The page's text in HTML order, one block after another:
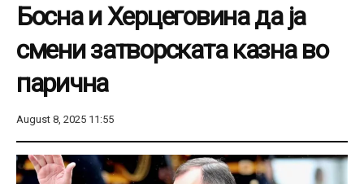
Босна и Херцеговина да ја
смени затворската казна во
парична
August 8, 2025 11:55